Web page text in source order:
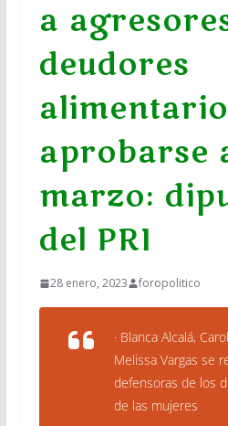
a
deudores
aprobarse
marzo:
del PRI
28 enero, 2023 foropolitico
· Blanca Alcalá,
Melissa Vargas se
defensoras de los
de las mujeres